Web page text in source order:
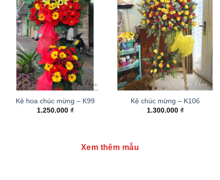
Kệ hoa chúc mừng – K99
1.250.000 ₫
Kệ chúc mừng – K106
1.300.000 ₫
Xem thêm mẫu